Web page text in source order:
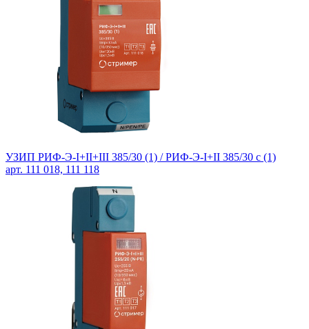
УЗИП РИФ-Э-I+II+III 385/30 (1) / РИФ-Э-I+II 385/30 с (1)
арт. 111 018, 111 118